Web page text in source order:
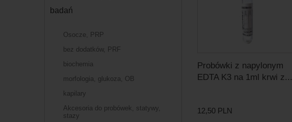
badań
Osocze, PRP
bez dodatków, PRF
biochemia
morfologia, glukoza, OB
kapilary
Akcesoria do probówek, statywy,
stazy
Probówki z napylonym
EDTA K3 na 1ml krwi z...
12,50 PLN